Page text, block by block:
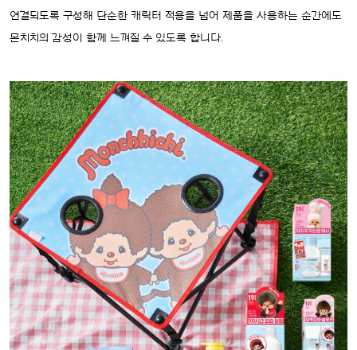
연결되도록 구성해 단순한 캐릭터 적용을 넘어 제품을 사용하는 순간에도
몬치치의 감성이 함께 느껴질 수 있도록 합니다.